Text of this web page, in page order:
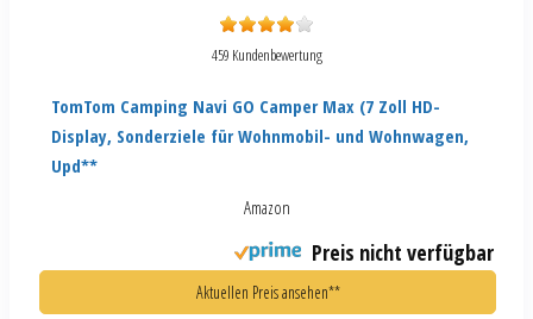
459 Kundenbewertung
TomTom Camping Navi GO Camper Max (7 Zoll HD-
Display, Sonderziele für Wohnmobil- und Wohnwagen,
Upd**
Amazon
Preis nicht verfügbar
Aktuellen Preis ansehen**